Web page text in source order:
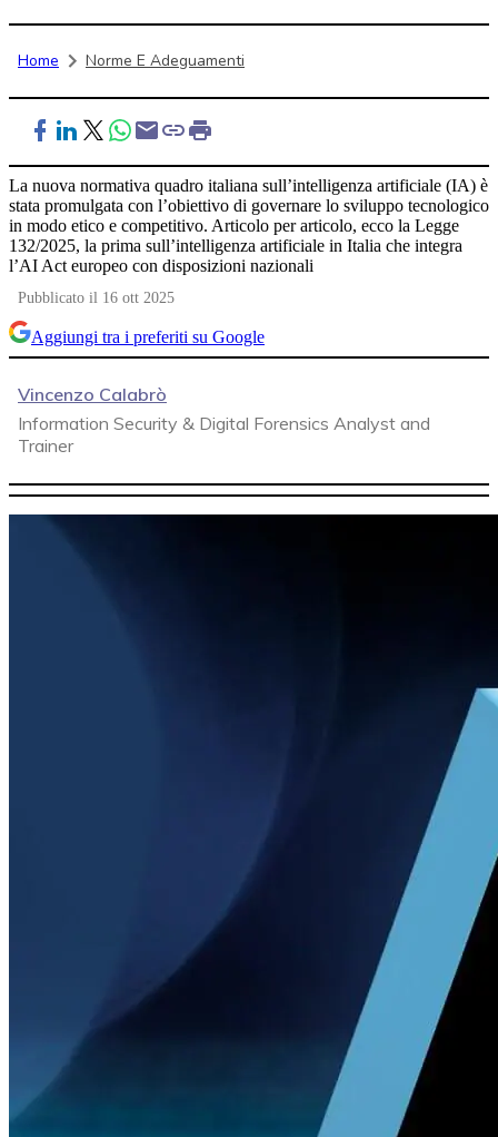
Home Norme E Adeguamenti
La nuova normativa quadro italiana sull’intelligenza artificiale (IA) è
stata promulgata con l’obiettivo di governare lo sviluppo tecnologico
in modo etico e competitivo. Articolo per articolo, ecco la Legge
132/2025, la prima sull’intelligenza artificiale in Italia che integra
l’AI Act europeo con disposizioni nazionali
Pubblicato il 16 ott 2025
Aggiungi tra i preferiti su Google
Vincenzo Calabrò
Information Security & Digital Forensics Analyst and
Trainer